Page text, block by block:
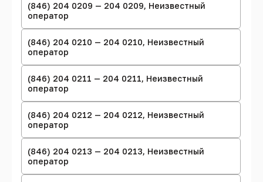
(846) 204 0209 — 204 0209, Неизвестный
оператор
(846) 204 0210 — 204 0210, Неизвестный
оператор
(846) 204 0211 — 204 0211, Неизвестный
оператор
(846) 204 0212 — 204 0212, Неизвестный
оператор
(846) 204 0213 — 204 0213, Неизвестный
оператор